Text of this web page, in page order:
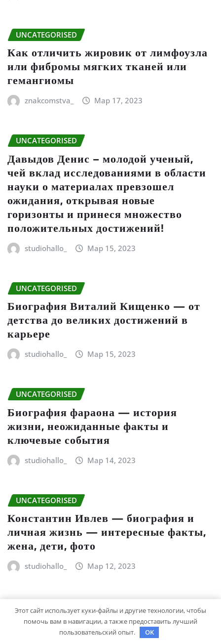
UNCATEGORISED
Как отличить жировик от лимфоузла
или фибромы мягких тканей или
гемангиомы
znakcomstva_ Мар 17, 2023
UNCATEGORISED
Давыдов Денис – молодой ученый,
чей вклад исследованиями в области
науки о материалах превзошел
ожидания, открывая новые
горизонты и принеся множество
положительных достижений!
studiohallo_ Мар 15, 2023
UNCATEGORISED
Биография Виталий Кищенко — от
детства до великих достижений в
карьере
studiohallo_ Мар 15, 2023
UNCATEGORISED
Биография фараона — история
жизни, неожиданные факты и
ключевые события
studiohallo_ Мар 14, 2023
UNCATEGORISED
Константин Ивлев — биография и
личная жизнь — интересные факты,
жена, дети, фото
studiohallo_ Мар 12, 2023
UNCATEGORISED
Биография Марины Цветаевой –
краткий анализ и обзор жизни и
Этот сайт использует куки-файлы и другие технологии, чтобы
помочь вам в навигации, а также предоставить лучший
пользовательский опыт.
OK